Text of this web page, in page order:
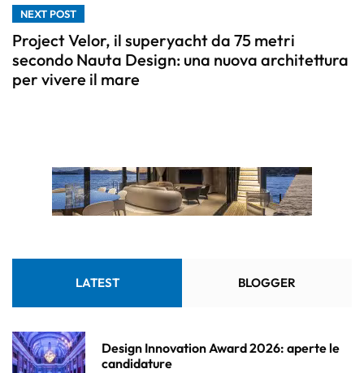
NEXT POST
Project Velor, il superyacht da 75 metri
secondo Nauta Design: una nuova architettura
per vivere il mare
LATEST BLOGGER
Design Innovation Award 2026: aperte le
candidature